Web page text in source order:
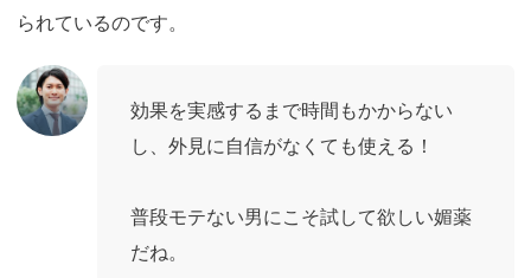
られているのです。
効果を実感するまで時間もかからない
し、外見に自信がなくても使える！
普段モテない男にこそ試して欲しい媚薬
だね。